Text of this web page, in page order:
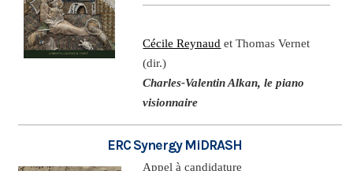
Cécile Reynaud et Thomas Vernet
(dir.)
Charles-Valentin Alkan, le piano
visionnaire
ERC Synergy MiDRASH
Appel à candidature